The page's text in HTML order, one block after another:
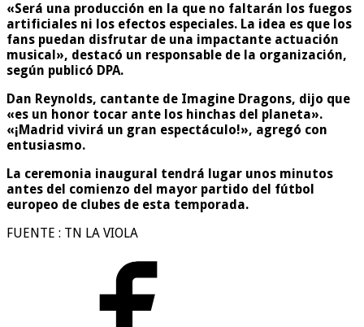
«Será una producción en la que no faltarán los fuegos
artificiales ni los efectos especiales. La idea es que los
fans puedan disfrutar de una impactante actuación
musical», destacó un responsable de la organización,
según publicó DPA.
Dan Reynolds, cantante de Imagine Dragons, dijo que
«es un honor tocar ante los hinchas del planeta».
«¡Madrid vivirá un gran espectáculo!», agregó con
entusiasmo.
La ceremonia inaugural tendrá lugar unos minutos
antes del comienzo del mayor partido del fútbol
europeo de clubes de esta temporada.
FUENTE : TN LA VIOLA